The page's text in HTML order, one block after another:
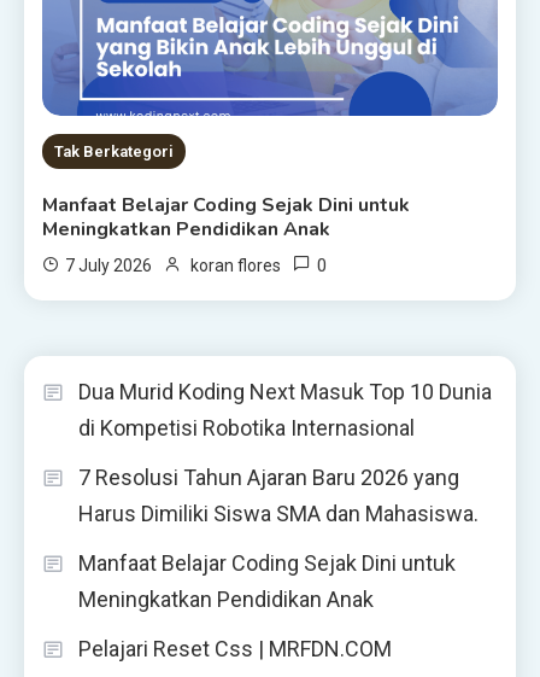
Tak Berkategori
Manfaat Belajar Coding Sejak Dini untuk
Meningkatkan Pendidikan Anak
7 July 2026 koran flores 0
Dua Murid Koding Next Masuk Top 10 Dunia
di Kompetisi Robotika Internasional
7 Resolusi Tahun Ajaran Baru 2026 yang
Harus Dimiliki Siswa SMA dan Mahasiswa.
Manfaat Belajar Coding Sejak Dini untuk
Meningkatkan Pendidikan Anak
Pelajari Reset Css | MRFDN.COM